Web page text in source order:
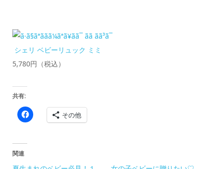
シェリ ベビーリュック ミミ
5,780円（税込）
共有:
Facebook
で
ク
その他
関連